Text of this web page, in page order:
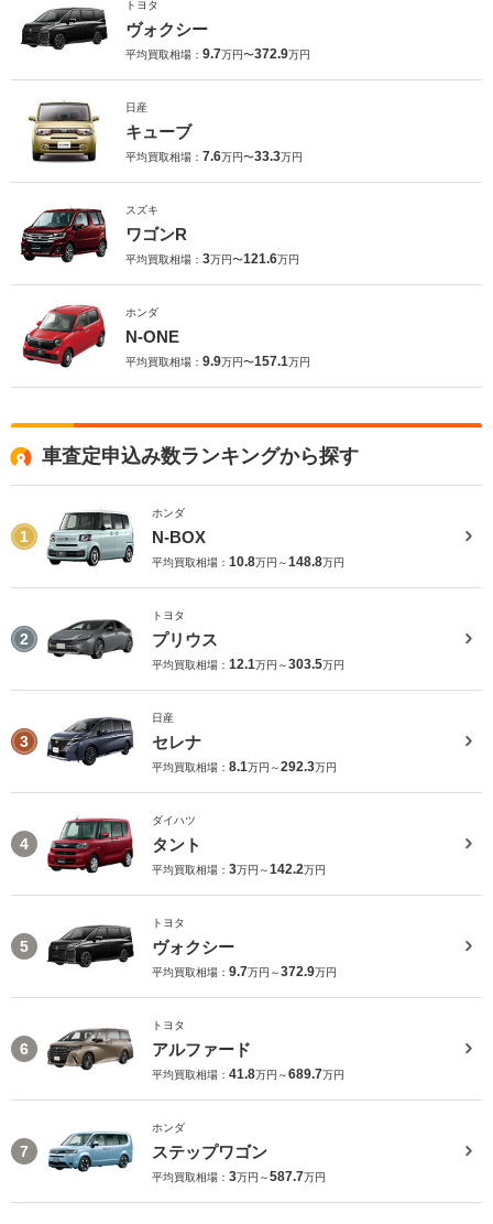
トヨタ
ヴォクシー
平均買取相場： 9.7万円〜372.9万円
日産
キューブ
平均買取相場： 7.6万円〜33.3万円
スズキ
ワゴンR
平均買取相場： 3万円〜121.6万円
ホンダ
N-ONE
平均買取相場： 9.9万円〜157.1万円
車査定申込み数ランキングから探す
1
ホンダ
N-BOX
平均買取相場： 10.8万円～148.8万円
2
トヨタ
プリウス
平均買取相場： 12.1万円～303.5万円
3
日産
セレナ
平均買取相場： 8.1万円～292.3万円
4
ダイハツ
タント
平均買取相場： 3万円～142.2万円
5
トヨタ
ヴォクシー
平均買取相場： 9.7万円～372.9万円
6
トヨタ
アルファード
平均買取相場： 41.8万円～689.7万円
7
ホンダ
ステップワゴン
平均買取相場： 3万円～587.7万円